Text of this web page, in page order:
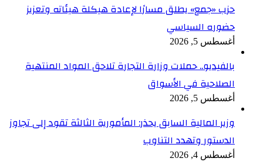
حزب «جمع» يطلق مسارًا لإعادة هيكلة هيئاته وتعزيز
حضوره السياسي
أغسطس 5, 2026
بالفيديو.. حملات وزارة التجارة تلاحق المواد المنتهية
الصلاحية في الأسواق
أغسطس 5, 2026
وزير المالية السابق يحذر: المأمورية الثالثة تقود إلى تجاوز
الدستور وتهدد التناوب
أغسطس 4, 2026